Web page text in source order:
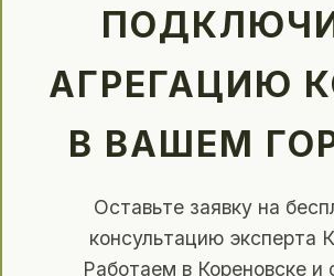
АГРЕГАЦИЮ
В ВАШЕМ
Оставьте заявку на
консультацию эксперта
Работаем в Кореновске и